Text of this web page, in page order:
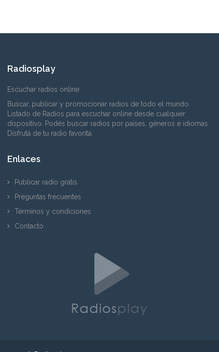
Radiosplay
Escuchar radios online
Buscar, publicar y promocionar radios de todo el mundo.
Listado de Radios para escuchar online desde cualquier
dispositivo. Podés buscar radios por países, géneros e idiomas.
Disfrutá de tu radio favorita.
Enlaces
Publicar radio gratis
Preguntas frecuentes
Términos y condiciones
Contacto